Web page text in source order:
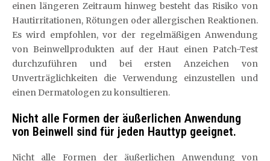
einen längeren Zeitraum hinweg besteht das Risiko von
Hautirritationen, Rötungen oder allergischen Reaktionen.
Es wird empfohlen, vor der regelmäßigen Anwendung
von Beinwellprodukten auf der Haut einen Patch-Test
durchzuführen und bei ersten Anzeichen von
Unverträglichkeiten die Verwendung einzustellen und
einen Dermatologen zu konsultieren.
Nicht alle Formen der äußerlichen Anwendung
von Beinwell sind für jeden Hauttyp geeignet.
Nicht alle Formen der äußerlichen Anwendung von